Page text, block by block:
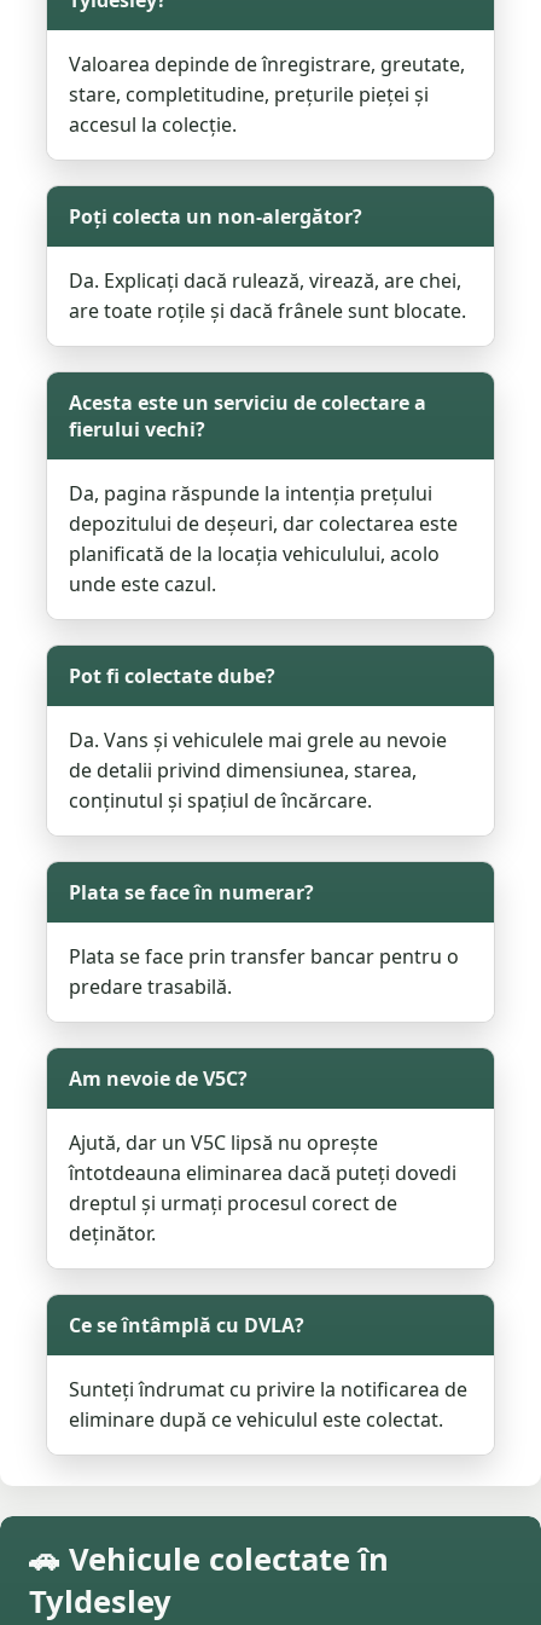
Valoarea depinde de înregistrare, greutate,
stare, completitudine, prețurile pieței și
accesul la colecție.
Poți colecta un non-alergător?
Da. Explicați dacă rulează, virează, are chei,
are toate roțile și dacă frânele sunt blocate.
Acesta este un serviciu de colectare a
fierului vechi?
Da, pagina răspunde la intenția prețului
depozitului de deșeuri, dar colectarea este
planificată de la locația vehiculului, acolo
unde este cazul.
Pot fi colectate dube?
Da. Vans și vehiculele mai grele au nevoie
de detalii privind dimensiunea, starea,
conținutul și spațiul de încărcare.
Plata se face în numerar?
Plata se face prin transfer bancar pentru o
predare trasabilă.
Am nevoie de V5C?
Ajută, dar un V5C lipsă nu oprește
întotdeauna eliminarea dacă puteți dovedi
dreptul și urmați procesul corect de
deținător.
Ce se întâmplă cu DVLA?
Sunteți îndrumat cu privire la notificarea de
eliminare după ce vehiculul este colectat.
🚗 Vehicule colectate în
Tyldesley